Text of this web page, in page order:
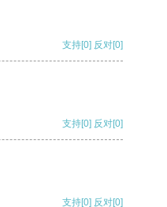
支持[0] 反对[0]
支持[0] 反对[0]
支持[0] 反对[0]